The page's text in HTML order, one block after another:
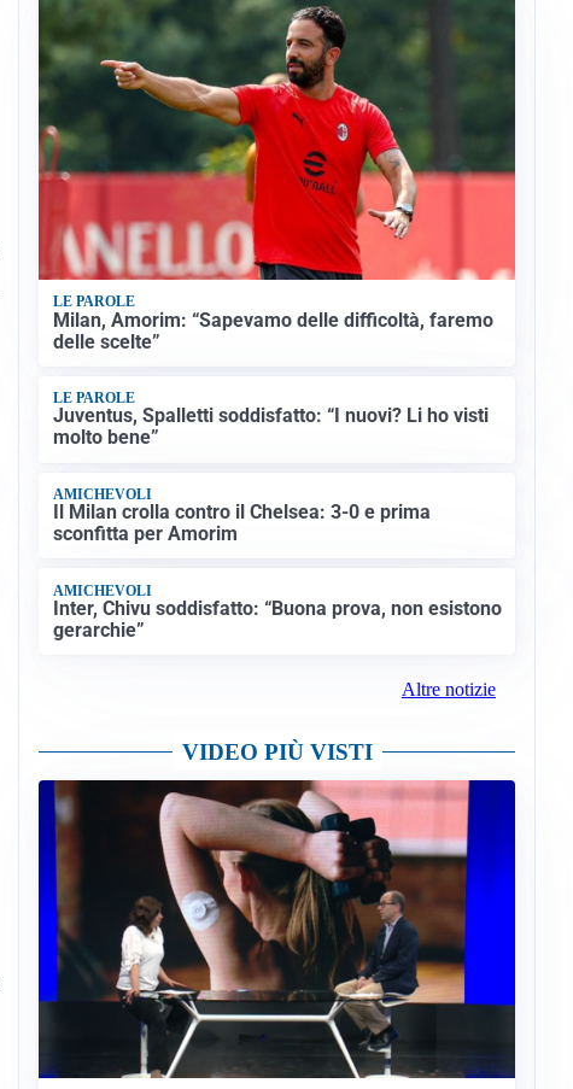
LE PAROLE
Milan, Amorim: “Sapevamo delle difficoltà, faremo
delle scelte”
LE PAROLE
Juventus, Spalletti soddisfatto: “I nuovi? Li ho visti
molto bene”
AMICHEVOLI
Il Milan crolla contro il Chelsea: 3-0 e prima
sconfitta per Amorim
AMICHEVOLI
Inter, Chivu soddisfatto: “Buona prova, non esistono
gerarchie”
Altre notizie
VIDEO PIÙ VISTI